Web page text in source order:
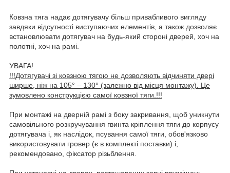
Ковзна тяга надає дотягувачу більш привабливого вигляду
завдяки відсутності виступаючих елементів, а також дозволяє
встановлювати дотягувач на будь-який стороні дверей, хоч на
полотні, хоч на рамі.
УВАГА!
!!!Дотягувачі зі ковзною тягою не дозволяють відчиняти двері
ширше, ніж на 105° – 130° (залежно від місця монтажу). Це
зумовлено конструкцією самої ковзної тяги.!!!
При монтажі на дверній рамі з боку закривання, щоб уникнути
самовільного розкручування гвинта кріплення тяги до корпусу
дотягувача і, як наслідок, псування самої тяги, обов'язково
використовувати гровер (є в комплекті поставки) і,
рекомендовано, фіксатор різьблення.